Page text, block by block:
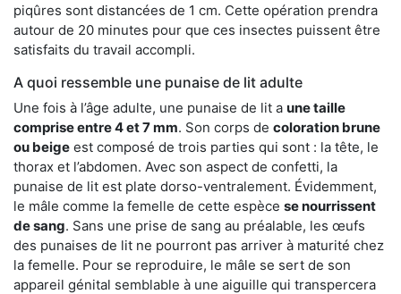
piqûres sont distancées de 1 cm. Cette opération prendra
autour de 20 minutes pour que ces insectes puissent être
satisfaits du travail accompli.
A quoi ressemble une punaise de lit adulte
Une fois à l’âge adulte, une punaise de lit a une taille
comprise entre 4 et 7 mm. Son corps de coloration brune
ou beige est composé de trois parties qui sont : la tête, le
thorax et l’abdomen. Avec son aspect de confetti, la
punaise de lit est plate dorso-ventralement. Évidemment,
le mâle comme la femelle de cette espèce se nourrissent
de sang. Sans une prise de sang au préalable, les œufs
des punaises de lit ne pourront pas arriver à maturité chez
la femelle. Pour se reproduire, le mâle se sert de son
appareil génital semblable à une aiguille qui transpercera